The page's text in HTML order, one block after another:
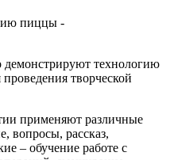
пиццы -
демонстрируют технологию
творческой
применяют различные
вопросы, рассказ,
– обучение работе с